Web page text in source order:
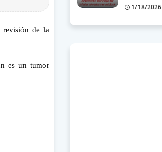
revisión de la
es un tumor
1/18/2026